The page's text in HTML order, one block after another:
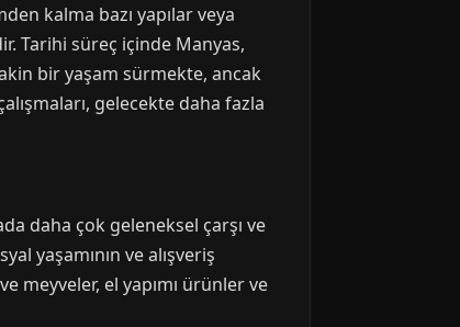
kalma bazı yapılar veya
Tarihi süreç içinde Manyas,
bir yaşam sürmekte, ancak
gelecekte daha fazla
daha çok geleneksel çarşı ve
yaşamının ve alışveriş
meyveler, el yapımı ürünler ve